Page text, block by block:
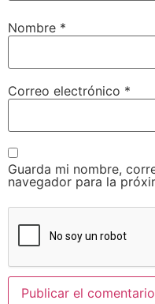
Nombre *
Correo electrónico *
Guarda mi nombre,
navegador para la